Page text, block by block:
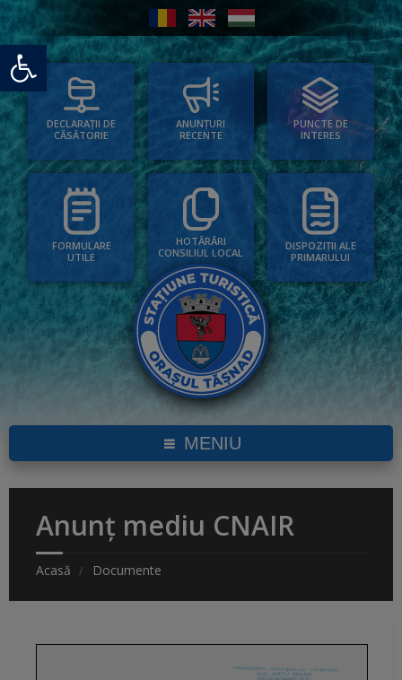
Deschide bara de unelte
DECLARAȚII DE
CĂSĂTORIE
ANUNȚURI
RECENTE
PUNCTE DE
INTERES
FORMULARE
UTILE
HOTĂRÂRI
CONSILIUL LOCAL
DISPOZIȚII ALE
PRIMARULUI
MENIU
Anunț mediu CNAIR
Acasă Documente